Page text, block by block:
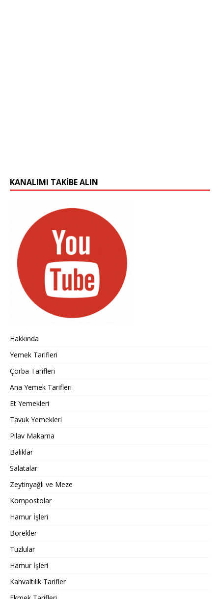
KANALIMI TAKIBE ALIN
Hakkında
Yemek Tarifleri
Çorba Tarifleri
Ana Yemek Tarifleri
Et Yemekleri
Tavuk Yemekleri
Pilav Makarna
Balıklar
Salatalar
Zeytinyağlı ve Meze
Kompostolar
Hamur İşleri
Börekler
Tuzlular
Hamur İşleri
Kahvaltılık Tarifler